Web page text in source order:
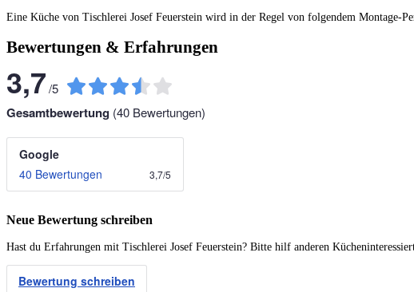
Eine Küche von Tischlerei Josef Feuerstein wird in der Regel von folgendem Montage-
Bewertungen & Erfahrungen
3,7/5
Gesamtbewertung (40 Bewertungen)
Google
40 Bewertungen
3,7/5
Neue Bewertung schreiben
Hast du Erfahrungen mit Tischlerei Josef Feuerstein? Bitte hilf anderen
Bewertung schreiben